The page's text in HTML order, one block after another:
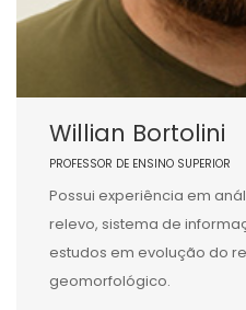
Willian Bortolini
PROFESSOR DE ENSINO SUPERIOR
Possui experiência em
relevo, sistema de
estudos em evolução do
geomorfológico.